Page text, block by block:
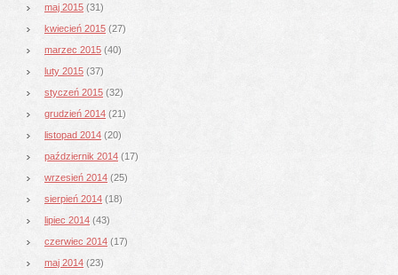
maj 2015 (31)
kwiecień 2015 (27)
marzec 2015 (40)
luty 2015 (37)
styczeń 2015 (32)
grudzień 2014 (21)
listopad 2014 (20)
październik 2014 (17)
wrzesień 2014 (25)
sierpień 2014 (18)
lipiec 2014 (43)
czerwiec 2014 (17)
maj 2014 (23)